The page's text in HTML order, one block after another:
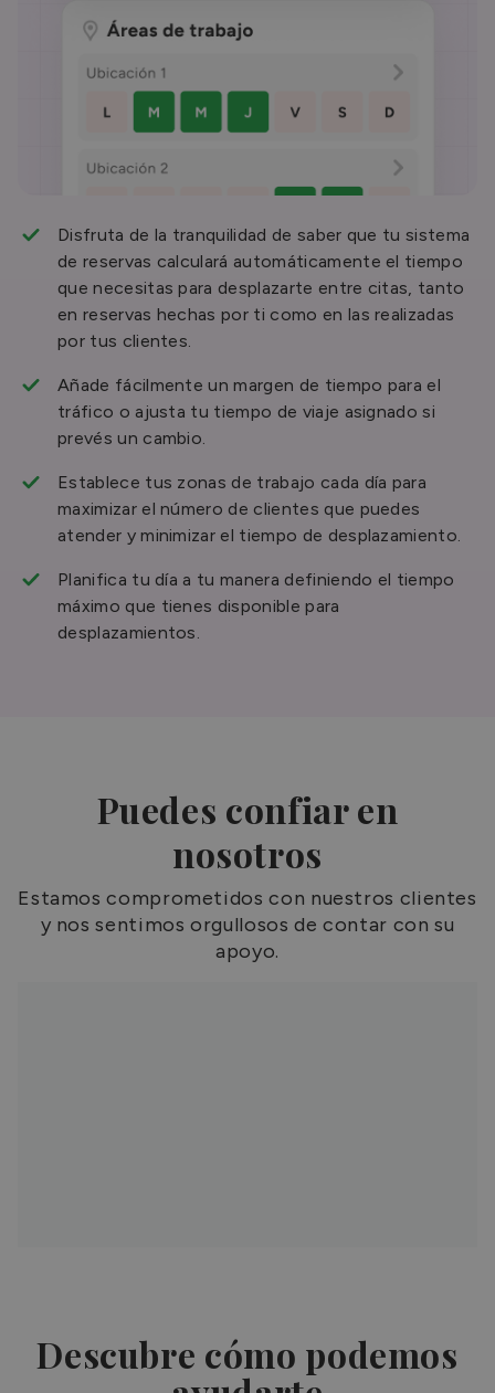
Disfruta de la tranquilidad de saber que tu sistema
de reservas calculará automáticamente el tiempo
que necesitas para desplazarte entre citas, tanto
en reservas hechas por ti como en las realizadas
por tus clientes.
Añade fácilmente un margen de tiempo para el
tráfico o ajusta tu tiempo de viaje asignado si
prevés un cambio.
Establece tus zonas de trabajo cada día para
maximizar el número de clientes que puedes
atender y minimizar el tiempo de desplazamiento.
Planifica tu día a tu manera definiendo el tiempo
máximo que tienes disponible para
desplazamientos.
Puedes confiar en
nosotros
Estamos comprometidos con nuestros clientes
y nos sentimos orgullosos de contar con su
apoyo.
Descubre cómo podemos